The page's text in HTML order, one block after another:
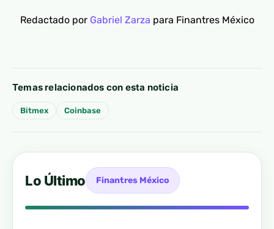
Redactado por Gabriel Zarza para Finantres México
Temas relacionados con esta noticia
Bitmex Coinbase
Lo Último Finantres México